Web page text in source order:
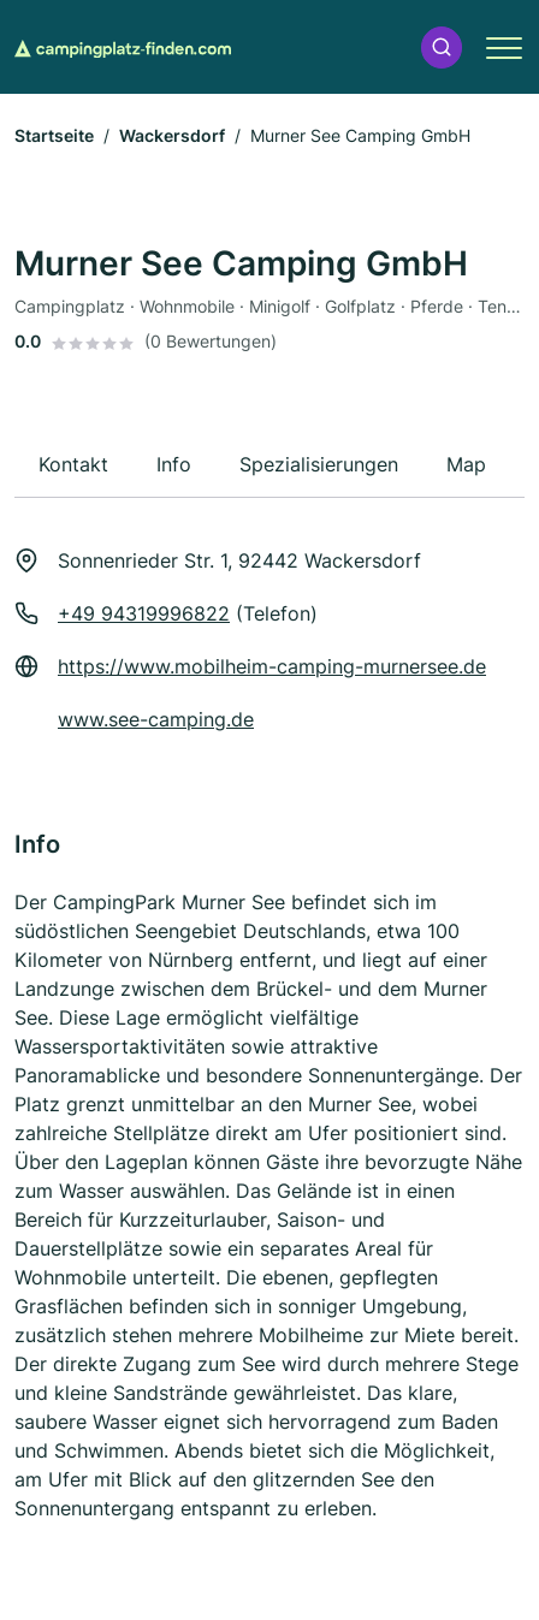
Startseite Wackersdorf Murner See Camping GmbH
Murner See Camping GmbH
Campingplatz · Wohnmobile · Minigolf · Golfplatz · Pferde · Tennisplatz · Restaurant · Bademöglichkeit · Sauna · Bootsverleih · Imbiss · Zeltplatz
0.0
(0 Bewertungen)
Kontakt Info Spezialisierungen Map
Sonnenrieder Str. 1, 92442 Wackersdorf
+49 94319996822 (Telefon)
https://www.mobilheim-camping-murnersee.de
www.see-camping.de
Info
Der CampingPark Murner See befindet sich im
südöstlichen Seengebiet Deutschlands, etwa 100
Kilometer von Nürnberg entfernt, und liegt auf einer
Landzunge zwischen dem Brückel- und dem Murner
See. Diese Lage ermöglicht vielfältige
Wassersportaktivitäten sowie attraktive
Panoramablicke und besondere Sonnenuntergänge. Der
Platz grenzt unmittelbar an den Murner See, wobei
zahlreiche Stellplätze direkt am Ufer positioniert sind.
Über den Lageplan können Gäste ihre bevorzugte Nähe
zum Wasser auswählen. Das Gelände ist in einen
Bereich für Kurzzeiturlauber, Saison- und
Dauerstellplätze sowie ein separates Areal für
Wohnmobile unterteilt. Die ebenen, gepflegten
Grasflächen befinden sich in sonniger Umgebung,
zusätzlich stehen mehrere Mobilheime zur Miete bereit.
Der direkte Zugang zum See wird durch mehrere Stege
und kleine Sandstrände gewährleistet. Das klare,
saubere Wasser eignet sich hervorragend zum Baden
und Schwimmen. Abends bietet sich die Möglichkeit,
am Ufer mit Blick auf den glitzernden See den
Sonnenuntergang entspannt zu erleben.